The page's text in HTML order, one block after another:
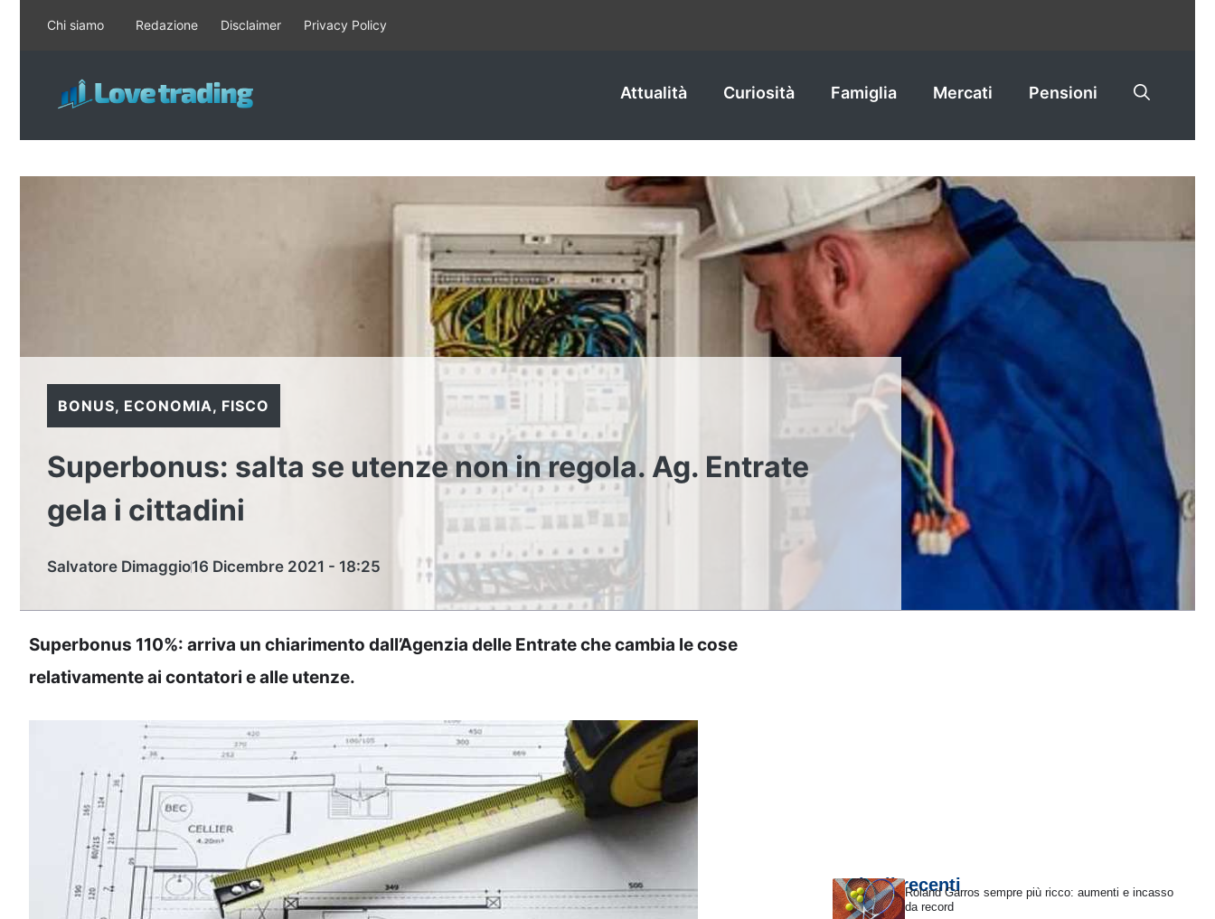
contenuto
Chi siamo Redazione Disclaimer Privacy Policy
Attualità Curiosità Famiglia Mercati Pensioni
BONUS, ECONOMIA, FISCO
Superbonus: salta se utenze non in regola. Ag. Entrate
gela i cittadini
Salvatore Dimaggio16 Dicembre 2021 - 18:25
Superbonus 110%: arriva un chiarimento dall’Agenzia delle Entrate che cambia le cose
relativamente ai contatori e alle utenze.
Articoli recentiRoland Garros sempre più ricco: aumenti e incasso
da record